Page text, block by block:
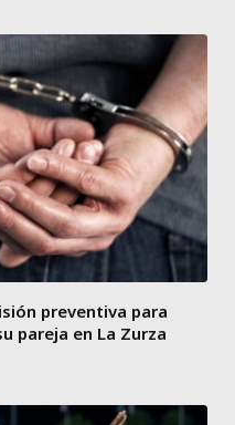
preventiva para
pareja en La Zurza